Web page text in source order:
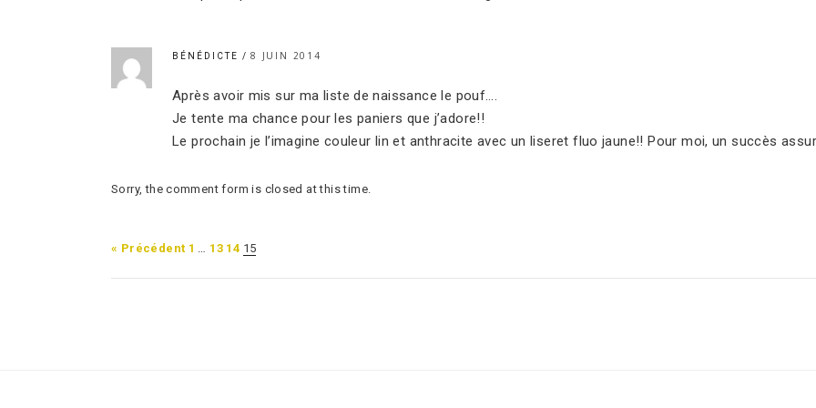
BÉNÉDICTE 8 JUIN 2014
Après avoir mis sur ma liste de naissance le pouf….
Je tente ma chance pour les paniers que j’adore!!
Le prochain je l’imagine couleur lin et anthracite avec un liseret fluo jaune!! Pour moi, un succès
Sorry, the comment form is closed at this time.
« Précédent 1 … 13 14 15